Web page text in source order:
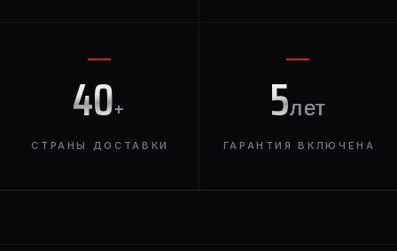
40+
СТРАНЫ ДОСТАВКИ
5лет
ГАРАНТИЯ ВКЛЮЧЕНА